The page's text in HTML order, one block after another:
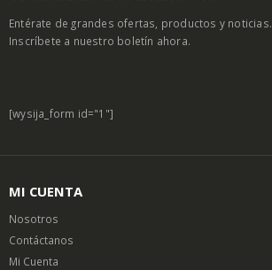
Entérate de grandes ofertas, productos y noticias.
Inscríbete a nuestro boletín ahora.
[wysija_form id="1"]
MI CUENTA
Nosotros
Contáctanos
Mi Cuenta